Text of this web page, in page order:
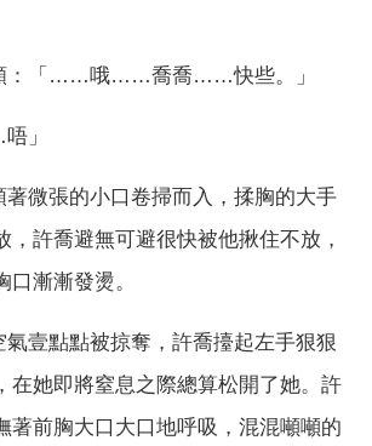
「……哦……喬喬……快些。」
」
微張的小口卷掃而入，揉胸的大手
，許喬避無可避很快被他揪住不放，
漸漸發燙。
點點被掠奪，許喬擡起左手狠狠
在她即將窒息之際總算松開了她。許
著前胸大口大口地呼吸，混混噸噸的